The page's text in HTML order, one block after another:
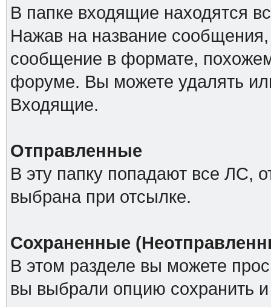
В папке входящие находятся
Нажав на название
сообщение в формате,
форуме. Вы можете удалять
Входящие.
Отправленные
В эту папку попадают все ЛС,
выбрана при отсылке.
Сохраненные
В этом разделе вы можете
вы выбрали опцию сохранить и